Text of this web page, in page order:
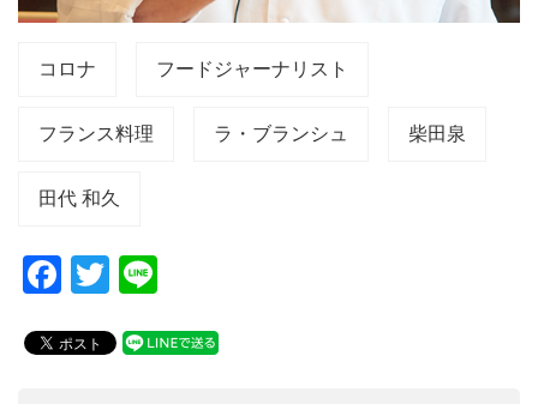
コロナ フードジャーナリスト
フランス料理 ラ・ブランシュ 柴田泉
田代 和久
F
c
T
tt
e